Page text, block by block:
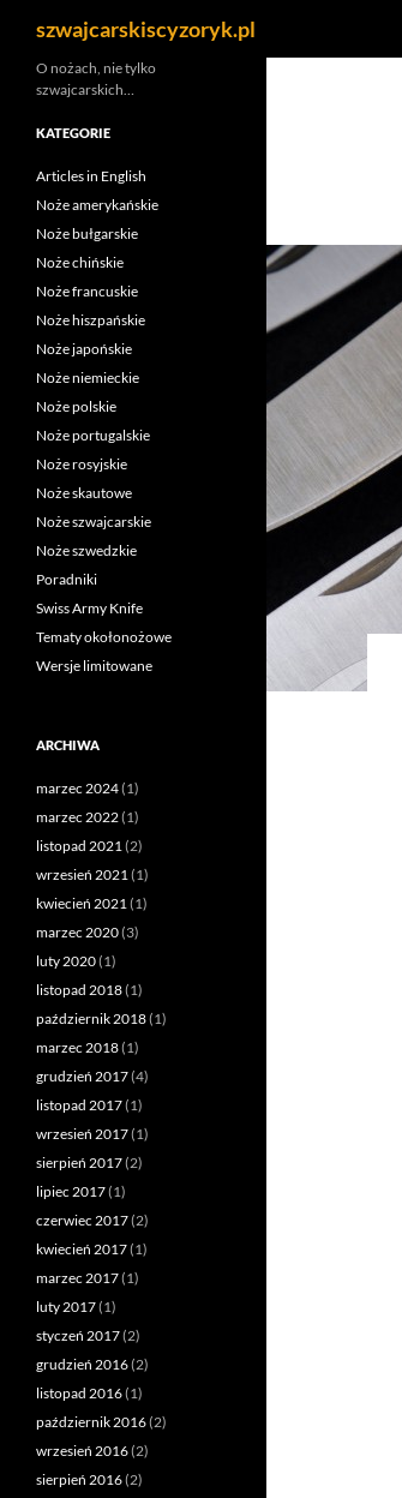
Przejdź
treści
szwajcarskiscyzoryk.pl
O nożach, nie tylko
szwajcarskich…
KATEGORIE
Articles in English
Noże amerykańskie
Noże bułgarskie
Noże chińskie
Noże francuskie
Noże hiszpańskie
Noże japońskie
Noże niemieckie
Noże polskie
Noże portugalskie
Noże rosyjskie
Noże skautowe
Noże szwajcarskie
Noże szwedzkie
Poradniki
Swiss Army Knife
Tematy okołonożowe
Wersje limitowane
ARCHIWA
marzec 2024(1)
marzec 2022(1)
listopad 2021(2)
wrzesień 2021(1)
kwiecień 2021(1)
marzec 2020(3)
luty 2020(1)
listopad 2018(1)
październik 2018(1)
marzec 2018(1)
grudzień 2017(4)
listopad 2017(1)
wrzesień 2017(1)
sierpień 2017(2)
lipiec 2017(1)
czerwiec 2017(2)
kwiecień 2017(1)
marzec 2017(1)
luty 2017(1)
styczeń 2017(2)
grudzień 2016(2)
listopad 2016(1)
październik 2016(2)
wrzesień 2016(2)
sierpień 2016(2)